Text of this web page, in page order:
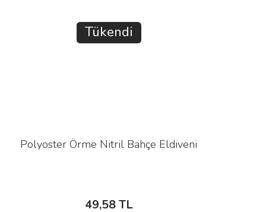
Tükendi
Polyoster Örme Nitril Bahçe Eldiveni
49,58 TL